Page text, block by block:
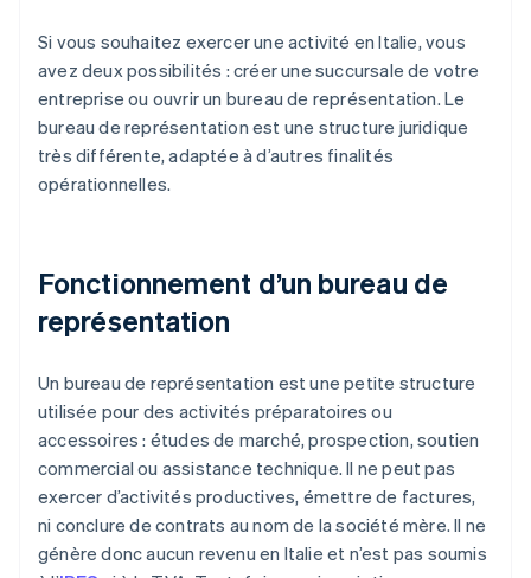
Si vous souhaitez exercer une activité en Italie, vous
avez deux possibilités : créer une succursale de votre
entreprise ou ouvrir un bureau de représentation. Le
bureau de représentation est une structure juridique
très différente, adaptée à d’autres finalités
opérationnelles.
Fonctionnement d’un bureau de
représentation
Un bureau de représentation est une petite structure
utilisée pour des activités préparatoires ou
accessoires : études de marché, prospection, soutien
commercial ou assistance technique. Il ne peut pas
exercer d’activités productives, émettre de factures,
ni conclure de contrats au nom de la société mère. Il ne
génère donc aucun revenu en Italie et n’est pas soumis